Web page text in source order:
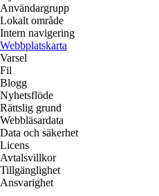
Användargrupp
Lokalt område
Intern navigering
Webbplatskarta
Varsel
Fil
Blogg
Nyhetsflöde
Rättslig grund
Webbläsardata
Data och säkerhet
Licens
Avtalsvillkor
Tillgänglighet
Ansvarighet